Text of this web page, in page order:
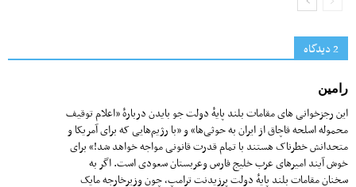
2 دیدگاه‌
رامین
این رجزخوانی های مقامات بلند پایهٔ دولت جو بایدن دربارهٔ «اعلام توقیف
محموله اسلحه قاچاق از ایران به حوثی‌ها» و «با رژیم‌هایی که برای آمریکا و
متحدانش خطرناک هستند با تمام قدرت قانونی مواجه خواهد شد!» برای
خوش آیند امیرهای عرب خلیج فارس وعربستان سعودی است. اگر به
سخنان مقامات بلند پایهٔ دولت پرزیدنت ترامپ، چون وزیرخارجه مایک